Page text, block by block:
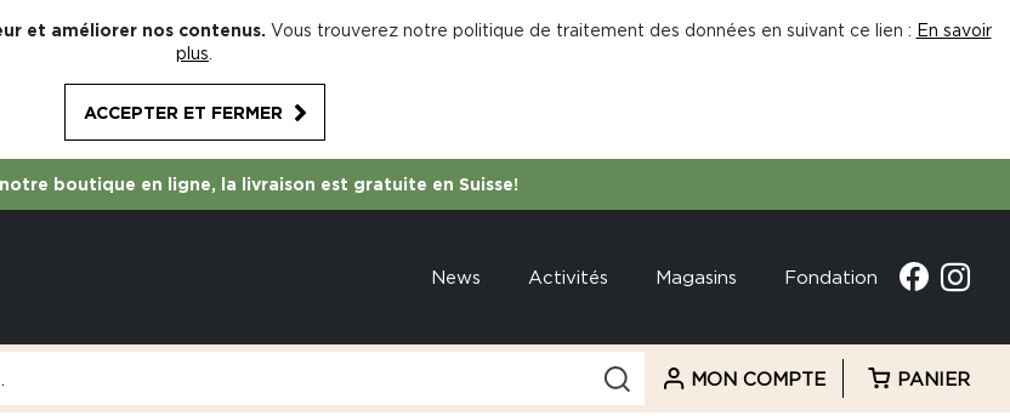
et améliorer nos contenus. Vous trouverez notre politique de traitement des données en suivant ce lien : En savoir
plus
ACCEPTER ET FERMER
boutique en ligne, la livraison est gratuite en Suisse!
News Activités Magasins Fondation
MON COMPTE PANIER